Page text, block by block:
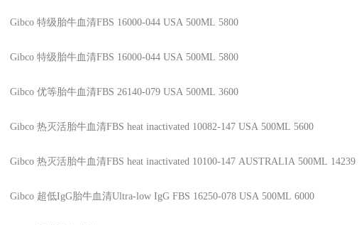
Gibco 特级胎牛血清FBS 16000-044 USA 500ML 5800
Gibco 特级胎牛血清FBS 16000-044 USA 500ML 5800
Gibco 优等胎牛血清FBS 26140-079 USA 500ML 3600
Gibco 热灭活胎牛血清FBS heat inactivated 10082-147 USA 500ML 5600
Gibco 热灭活胎牛血清FBS heat inactivated 10100-147 AUSTRALIA 500ML 14239
Gibco 超低IgG胎牛血清Ultra-low IgG FBS 16250-078 USA 500ML 6000